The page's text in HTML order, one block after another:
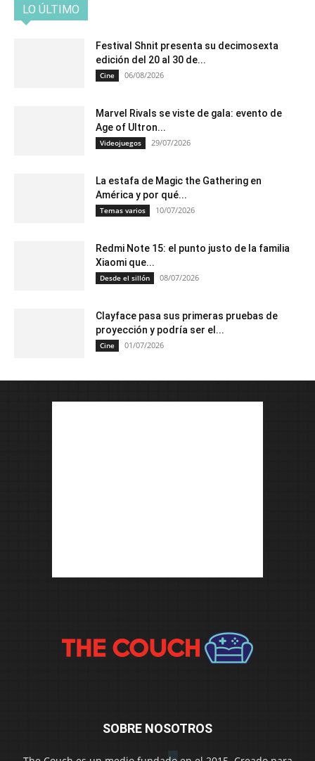
LO ÚLTIMO
Festival Shnit presenta su decimosexta
edición del 20 al 30 de...
Cine 06/08/2026
Marvel Rivals se viste de gala: evento de
Age of Ultron...
Videojuegos 29/07/2026
La estafa de Magic the Gathering en
América y por qué...
Temas varios 10/07/2026
Redmi Note 15: el punto justo de la familia
Xiaomi que...
Desde el sillón 08/07/2026
Clayface pasa sus primeras pruebas de
proyección y podría ser el...
Cine 01/07/2026
SOBRE NOSOTROS